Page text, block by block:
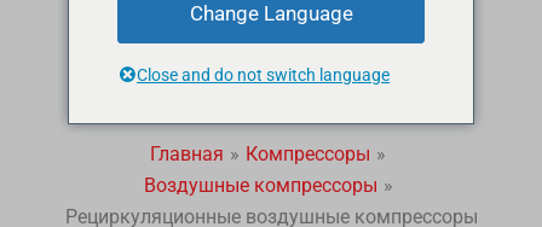
воздушные
компрессоры
Главная
Компрессоры
Воздушные компрессоры
Рециркуляционные воздушные компрессоры
Change Language
Close and do not switch language